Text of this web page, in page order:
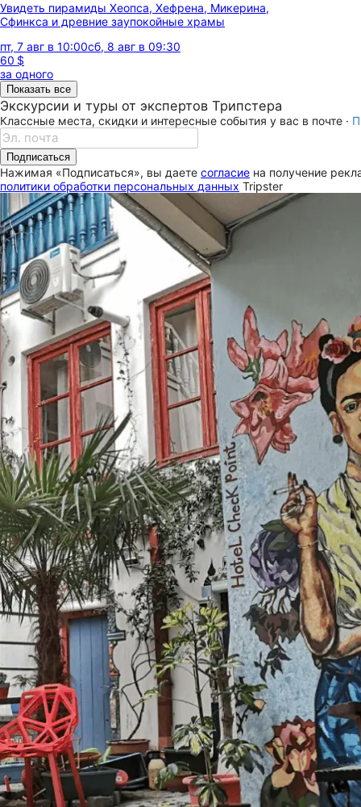
Увидеть пирамиды Хеопса, Хефрена, Микерина,
Сфинкса и древние заупокойные храмы
пт, 7 авг в 10:00сб, 8 авг в 09:30
60 $
за одного
Показать все
Экскурсии и туры от экспертов Трипстера
Классные места, скидки и интересные события у вас в почте ·
Подписаться
Нажимая «Подписаться», вы даете согласие на получение
политики обработки персональных данных Tripster